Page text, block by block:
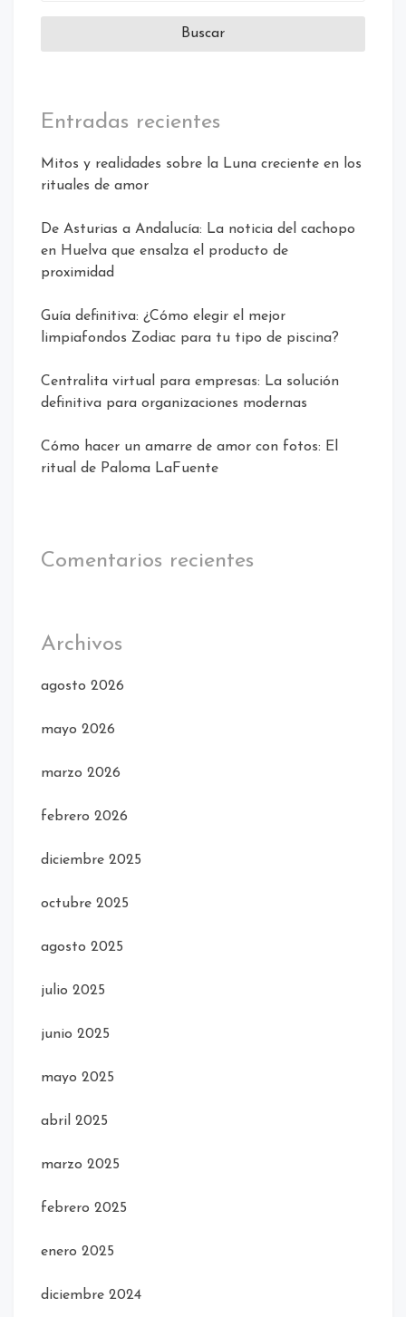
Entradas recientes
Mitos y realidades sobre la Luna creciente en los
rituales de amor
De Asturias a Andalucía: La noticia del cachopo
en Huelva que ensalza el producto de
proximidad
Guía definitiva: ¿Cómo elegir el mejor
limpiafondos Zodiac para tu tipo de piscina?
Centralita virtual para empresas: La solución
definitiva para organizaciones modernas
Cómo hacer un amarre de amor con fotos: El
ritual de Paloma LaFuente
Comentarios recientes
Archivos
agosto 2026
mayo 2026
marzo 2026
febrero 2026
diciembre 2025
octubre 2025
agosto 2025
julio 2025
junio 2025
mayo 2025
abril 2025
marzo 2025
febrero 2025
enero 2025
diciembre 2024